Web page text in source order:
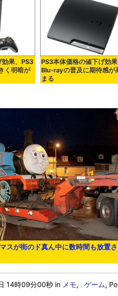
効果、PS3
く明暗が
PS3本体価格の値下げ効果
Blu-rayの普及に期待感が
まる
スが街のド真ん中に数時間も放置さ
14時09分00秒 in メモ,ゲーム,